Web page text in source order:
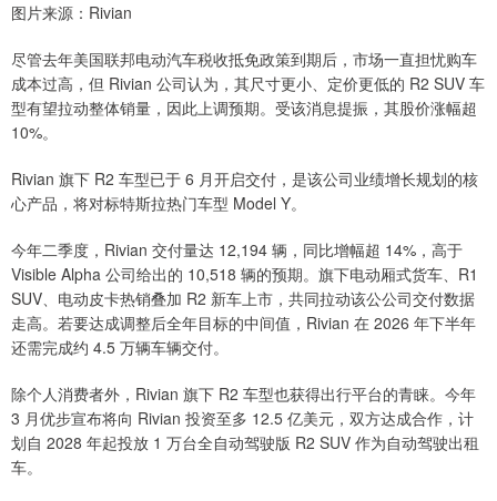
图片来源：Rivian
尽管去年美国联邦电动汽车税收抵免政策到期后，市场一直担忧购车
成本过高，但 Rivian 公司认为，其尺寸更小、定价更低的 R2 SUV 车
型有望拉动整体销量，因此上调预期。受该消息提振，其股价涨幅超
10%。
Rivian 旗下 R2 车型已于 6 月开启交付，是该公司业绩增长规划的核
心产品，将对标特斯拉热门车型 Model Y。
今年二季度，Rivian 交付量达 12,194 辆，同比增幅超 14%，高于
Visible Alpha 公司给出的 10,518 辆的预期。旗下电动厢式货车、R1
SUV、电动皮卡热销叠加 R2 新车上市，共同拉动该公公司交付数据
走高。若要达成调整后全年目标的中间值，Rivian 在 2026 年下半年
还需完成约 4.5 万辆车辆交付。
除个人消费者外，Rivian 旗下 R2 车型也获得出行平台的青睐。今年
3 月优步宣布将向 Rivian 投资至多 12.5 亿美元，双方达成合作，计
划自 2028 年起投放 1 万台全自动驾驶版 R2 SUV 作为自动驾驶出租
车。